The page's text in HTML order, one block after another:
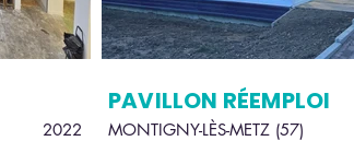
2022
PAVILLON RÉEMPLOI
MONTIGNY-LÈS-METZ (57)